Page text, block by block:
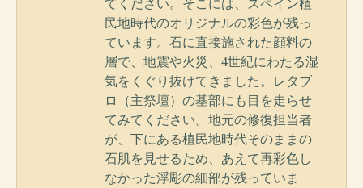
てください。そこには、スペイン植
民地時代のオリジナルの彩色が残っ
ています。石に直接施された顔料の
層で、地震や火災、4世紀にわたる湿
気をくぐり抜けてきました。レタブ
ロ（主祭壇）の基部にも目を走らせ
てみてください。地元の修復担当者
が、下にある植民地時代そのままの
石肌を見せるため、あえて再彩色し
なかった浮彫の細部が残っていま